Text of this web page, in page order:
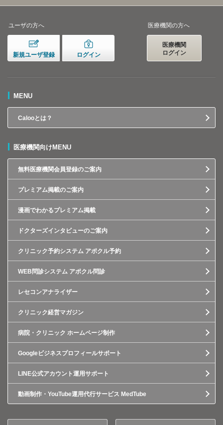
ユーザの方へ
新規ユーザ登録 ログイン
医療機関の方へ
医療機関
ログイン
MENU
Calooとは？
医療機関向けMENU
無料医療機関会員登録のご案内
プレミアム掲載のご案内
漫画でわかるプレミアム掲載
ドクターズインタビューのご案内
クリニック予約システム アポクル予約
WEB問診システム アポクル問診
レセコンアナライザー
クリニック経営マガジン
病院・クリニック ホームページ制作
Googleビジネスプロフィールサポート
LINE公式アカウント運用サポート
動画制作・YouTube運用代行サービス MedTube